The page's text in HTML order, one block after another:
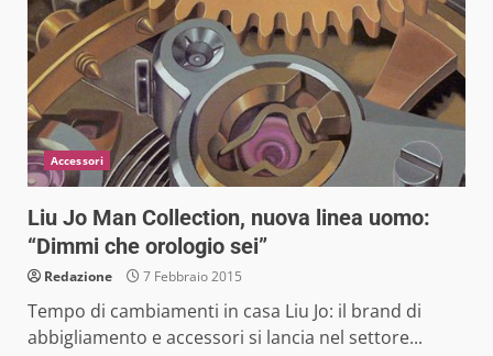
Accessori
Liu Jo Man Collection, nuova linea uomo:
“Dimmi che orologio sei”
Redazione 7 Febbraio 2015
Tempo di cambiamenti in casa Liu Jo: il brand di
abbigliamento e accessori si lancia nel settore...